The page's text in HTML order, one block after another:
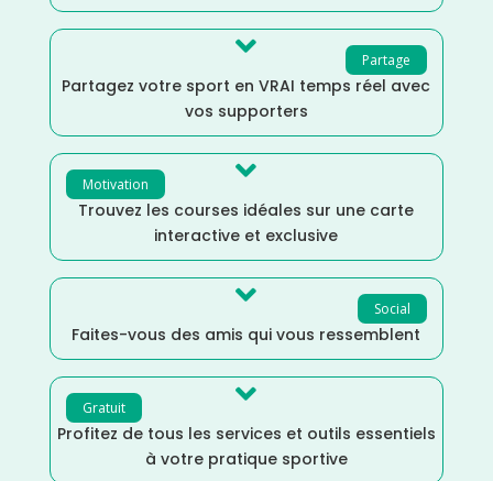
Partage

Partagez votre sport en VRAI temps réel avec
vos supporters
Motivation 
Trouvez les courses idéales sur une carte
interactive et exclusive
Social

Faites-vous des amis qui vous ressemblent
Gratuit 
Profitez de tous les services et outils essentiels
à votre pratique sportive